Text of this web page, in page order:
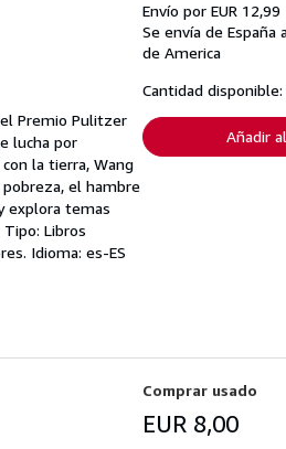
Premio Pulitzer
lucha por
la tierra, Wang
el hambre
explora temas
Libros
Idioma: es-ES
Envío por EUR 12,99
Se envía de España
de America
Cantidad
Añadir
Comprar usado
EUR 8,00